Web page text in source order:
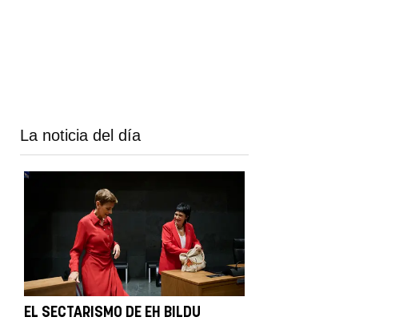
La noticia del día
EL SECTARISMO DE EH BILDU